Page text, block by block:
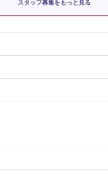
スタッフ募集をもっと見る